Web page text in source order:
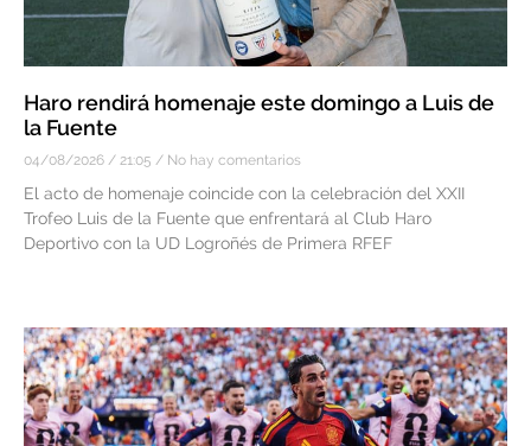
Haro rendirá homenaje este domingo a Luis de
la Fuente
04/08/2026 21:05 No hay comentarios
El acto de homenaje coincide con la celebración del XXII
Trofeo Luis de la Fuente que enfrentará al Club Haro
Deportivo con la UD Logroñés de Primera RFEF